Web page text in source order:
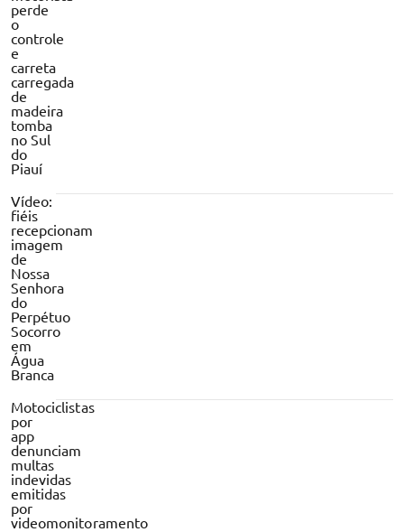
perde
o
controle
e
carreta
carregada
de
madeira
tomba
no Sul
do
Piauí
Vídeo:
fiéis
recepcionam
imagem
de
Nossa
Senhora
do
Perpétuo
Socorro
em
Água
Branca
Motociclistas
por
app
denunciam
multas
indevidas
emitidas
por
videomonitoramento